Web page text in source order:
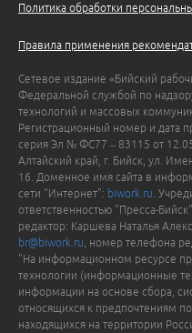
Политика обработки
Правила применения
Сетевое издание «Бийский
Федеральной службой по
технологий и массовых
Регистрационный номер и дата
серия Эл № ФС77 – 83115 от
Алтайский край, г. Бийск, ул.
16. Доменное имя сайта в
сети "Интернет": biwork.ru .
ответственностью "Пресса-
редактор: Каршева Наталья
br@biwork.ru , номер телефона
"На информационном ресурсе
технологии (информационные
информации на основе сбора,
относящихся к предпочтениям
находящихся на территории